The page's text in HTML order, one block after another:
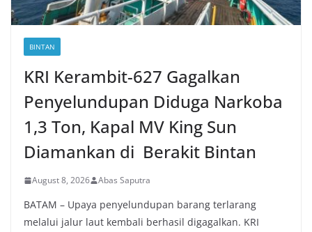
BINTAN
KRI Kerambit-627 Gagalkan
Penyelundupan Diduga Narkoba
1,3 Ton, Kapal MV King Sun
Diamankan di Berakit Bintan
August 8, 2026 Abas Saputra
BATAM – Upaya penyelundupan barang terlarang
melalui jalur laut kembali berhasil digagalkan. KRI